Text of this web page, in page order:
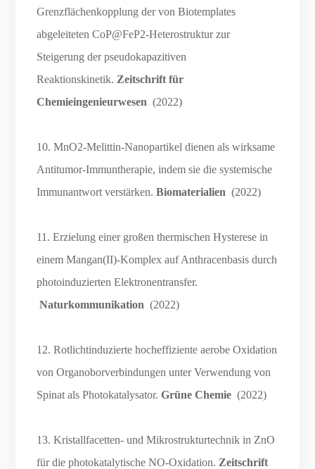
Grenzflächenkopplung der von Biotemplates
abgeleiteten CoP@FeP2-Heterostruktur zur
Steigerung der pseudokapazitiven
Reaktionskinetik. Zeitschrift für
Chemieingenieurwesen (2022)
10. MnO2-Melittin-Nanopartikel dienen als wirksame
Antitumor-Immuntherapie, indem sie die systemische
Immunantwort verstärken.Biomaterialien (2022)
11. Erzielung einer großen thermischen Hysterese in
einem Mangan(II)-Komplex auf Anthracenbasis durch
photoinduzierten Elektronentransfer.
Naturkommunikation (2022)
12. Rotlichtinduzierte hocheffiziente aerobe Oxidation
von Organoborverbindungen unter Verwendung von
Spinat als Photokatalysator.Grüne Chemie (2022)
13. Kristallfacetten- und Mikrostrukturtechnik in ZnO
für die photokatalytische NO-Oxidation. Zeitschrift